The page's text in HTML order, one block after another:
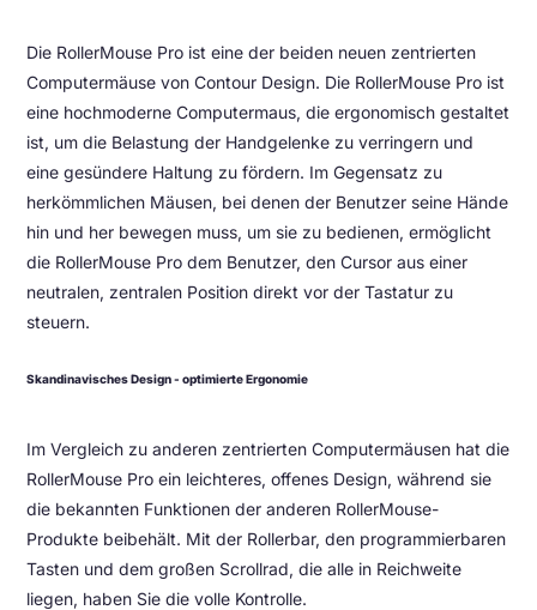
Die RollerMouse Pro ist eine der beiden neuen zentrierten
Computermäuse von Contour Design. Die RollerMouse Pro ist
eine hochmoderne Computermaus, die ergonomisch gestaltet
ist, um die Belastung der Handgelenke zu verringern und
eine gesündere Haltung zu fördern. Im Gegensatz zu
herkömmlichen Mäusen, bei denen der Benutzer seine Hände
hin und her bewegen muss, um sie zu bedienen, ermöglicht
die RollerMouse Pro dem Benutzer, den Cursor aus einer
neutralen, zentralen Position direkt vor der Tastatur zu
steuern.
Skandinavisches Design - optimierte Ergonomie
Im Vergleich zu anderen zentrierten Computermäusen hat die
RollerMouse Pro ein leichteres, offenes Design, während sie
die bekannten Funktionen der anderen RollerMouse-
Produkte beibehält. Mit der Rollerbar, den programmierbaren
Tasten und dem großen Scrollrad, die alle in Reichweite
liegen, haben Sie die volle Kontrolle.